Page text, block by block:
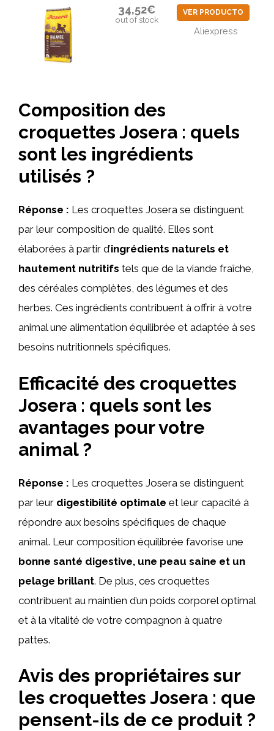
34,52€
out of stock
VER PRODUCTO
Aliexpress
Composition des
croquettes Josera : quels
sont les ingrédients
utilisés ?
Réponse : Les croquettes Josera se distinguent
par leur composition de qualité. Elles sont
élaborées à partir d’ingrédients naturels et
hautement nutritifs tels que de la viande fraîche,
des céréales complètes, des légumes et des
herbes. Ces ingrédients contribuent à offrir à votre
animal une alimentation équilibrée et adaptée à ses
besoins nutritionnels spécifiques.
Efficacité des croquettes
Josera : quels sont les
avantages pour votre
animal ?
Réponse : Les croquettes Josera se distinguent
par leur digestibilité optimale et leur capacité à
répondre aux besoins spécifiques de chaque
animal. Leur composition équilibrée favorise une
bonne santé digestive, une peau saine et un
pelage brillant. De plus, ces croquettes
contribuent au maintien d’un poids corporel optimal
et à la vitalité de votre compagnon à quatre
pattes.
Avis des propriétaires sur
les croquettes Josera : que
pensent-ils de ce produit ?